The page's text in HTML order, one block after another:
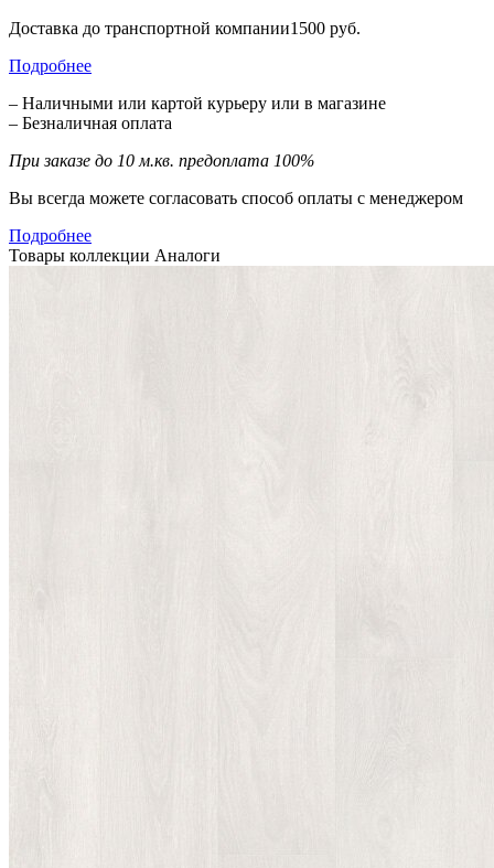
Доставка до транспортной компании1500 руб.
Подробнее
– Наличными или картой курьеру или в магазине
– Безналичная оплата
При заказе до 10 м.кв. предоплата 100%
Вы всегда можете согласовать способ оплаты с менеджером
Подробнее
Товары коллекции Аналоги